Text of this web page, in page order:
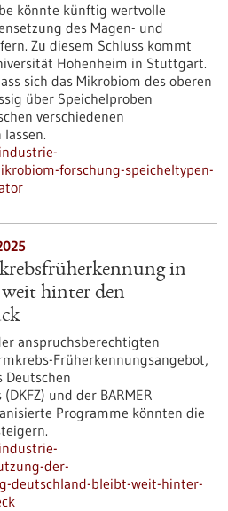
könnte künftig wertvolle
des Magen- und
Zu diesem Schluss kommt
Hohenheim in Stuttgart.
sich das Mikrobiom des oberen
über Speichelproben
verschiedenen
forschung-speicheltypen-
in
hinter den
anspruchsberechtigten
Früherkennungsangebot,
Deutschen
und der BARMER
Programme könnten die
der-
deutschland-bleibt-weit-hinter-